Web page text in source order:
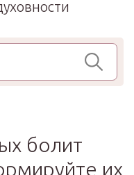
болит
их